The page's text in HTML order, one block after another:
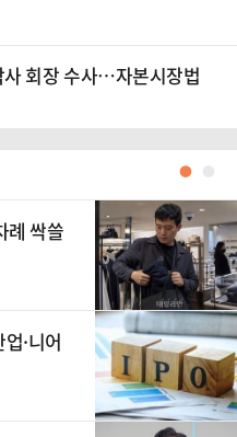
회장 수사…자본시장법
●
례 싹쓸
·니어